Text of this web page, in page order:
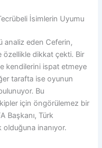
İsimlerin Uyumu
analiz eden Ceferin,
dikkat çekti. Bir
kendilerini ispat etmeye
tarafta ise oyunun
Bu
için öngörülemez bir
Başkanı, Türk
inanıyor.